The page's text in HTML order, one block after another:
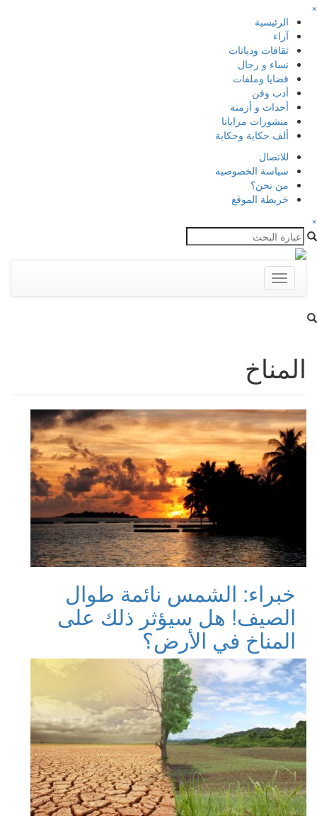
×
الرئيسية
آراء
ثقافات وديانات
نساء و رجال
قضايا وملفات
أدب وفن
أحداث و أزمنة
منشورات مرايانا
ألف حكاية وحكاية
للاتصال
سياسة الخصوصية
من نحن؟
خريطة الموقع
×
Toggle
navigation
المناخ
خبراء: الشمس نائمة طوال
الصيف! هل سيؤثر ذلك على
المناخ في الأرض؟